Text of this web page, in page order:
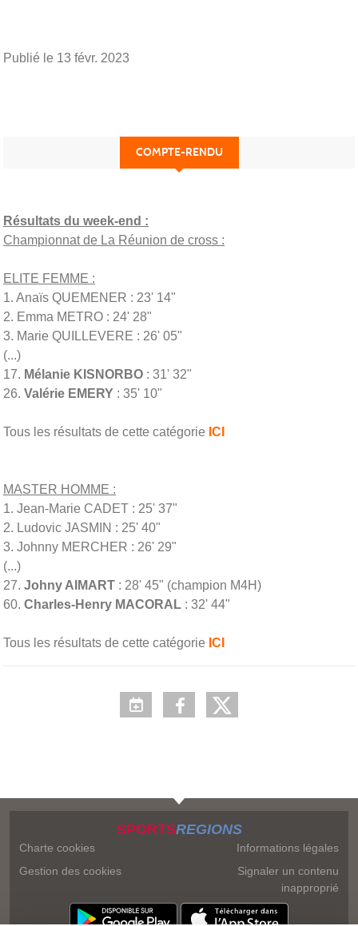
Publié le 13 févr. 2023
COMPTE-RENDU
Résultats du week-end :
Championnat de La Réunion de cross :
ELITE FEMME :
1. Anaïs QUEMENER : 23' 14"
2. Emma METRO : 24' 28"
3. Marie QUILLEVERE : 26' 05"
(...)
17. Mélanie KISNORBO : 31' 32"
26. Valérie EMERY : 35' 10"
Tous les résultats de cette catégorie ICI
MASTER HOMME :
1. Jean-Marie CADET : 25' 37"
2. Ludovic JASMIN : 25' 40"
3. Johnny MERCHER : 26' 29"
(...)
27. Johny AIMART : 28' 45" (champion M4H)
60. Charles-Henry MACORAL : 32' 44"
Tous les résultats de cette catégorie ICI
SPORTSREGIONS
Charte cookies
Gestion des cookies
Informations légales
Signaler un contenu
inapproprié